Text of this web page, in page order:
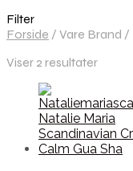
Filter
Forside / Vare Brand /
Viser 2 resultater